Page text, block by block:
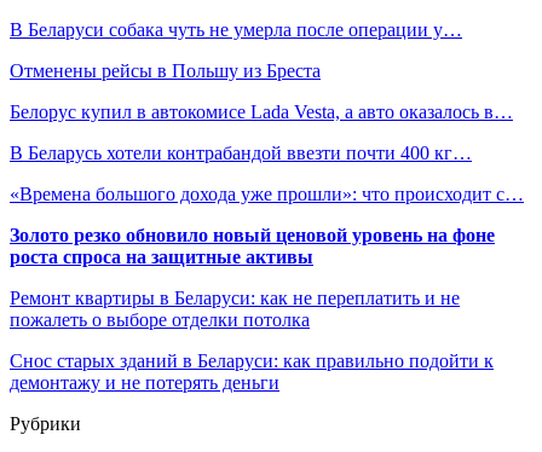
В Беларуси собака чуть не умерла после операции у…
Отменены рейсы в Польшу из Бреста
Белорус купил в автокомисе Lada Vesta, а авто оказалось в…
В Беларусь хотели контрабандой ввезти почти 400 кг…
«Времена большого дохода уже прошли»: что происходит с…
Золото резко обновило новый ценовой уровень на фоне
роста спроса на защитные активы
Ремонт квартиры в Беларуси: как не переплатить и не
пожалеть о выборе отделки потолка
Снос старых зданий в Беларуси: как правильно подойти к
демонтажу и не потерять деньги
Рубрики